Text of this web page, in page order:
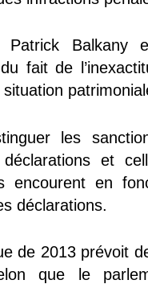
Patrick Balkany
fait de
les
et
encourent en
déclarations.
de 2013 prévoit
que le